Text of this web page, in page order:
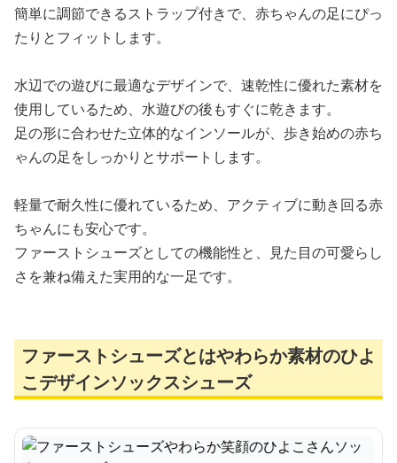
簡単に調節できるストラップ付きで、赤ちゃんの足にぴっ
たりとフィットします。
水辺での遊びに最適なデザインで、速乾性に優れた素材を
使用しているため、水遊びの後もすぐに乾きます。
足の形に合わせた立体的なインソールが、歩き始めの赤ち
ゃんの足をしっかりとサポートします。
軽量で耐久性に優れているため、アクティブに動き回る赤
ちゃんにも安心です。
ファーストシューズとしての機能性と、見た目の可愛らし
さを兼ね備えた実用的な一足です。
ファーストシューズとはやわらか素材のひよ
こデザインソックスシューズ